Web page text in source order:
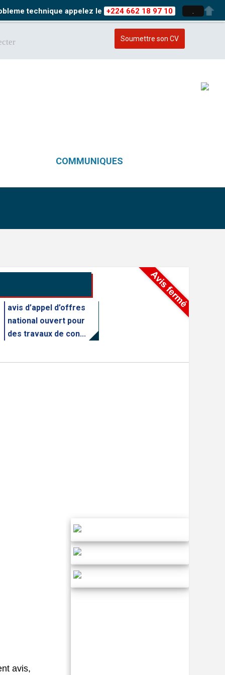
technique appelez le +224 662 18 97 10
Soumettre son CV
COMMUNIQUES
avis d’appel d’offres
national ouvert pour
des travaux de con...
avis,